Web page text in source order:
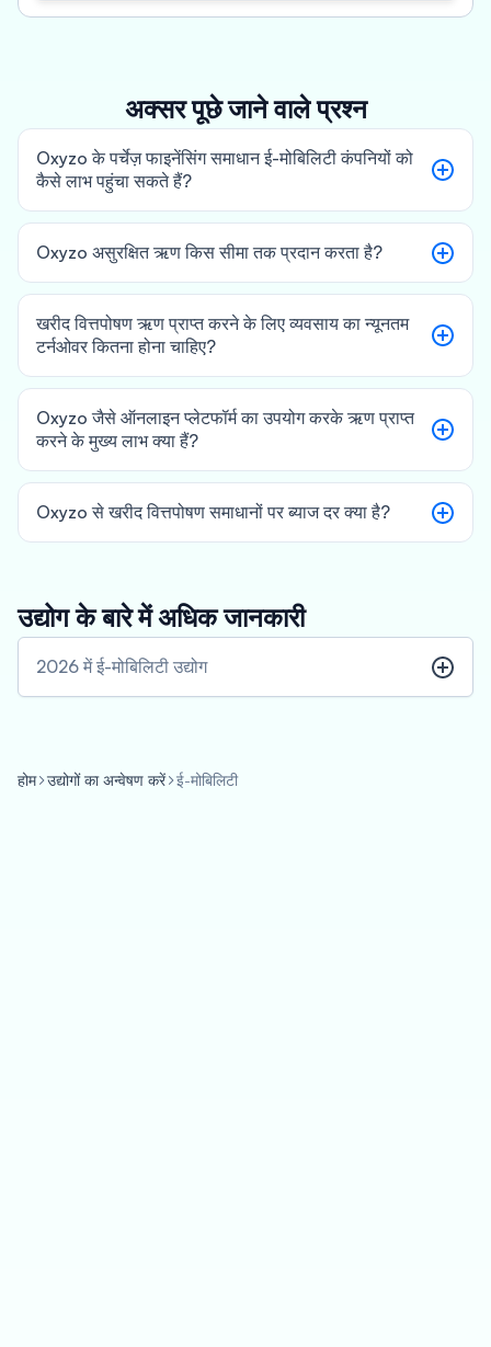
अक्सर पूछे जाने वाले प्रश्न
Oxyzo के पर्चेज़ फाइनेंसिंग समाधान ई-मोबिलिटी कंपनियों को
कैसे लाभ पहुंचा सकते हैं?
Oxyzo असुरक्षित ऋण किस सीमा तक प्रदान करता है?
खरीद वित्तपोषण ऋण प्राप्त करने के लिए व्यवसाय का न्यूनतम
टर्नओवर कितना होना चाहिए?
Oxyzo जैसे ऑनलाइन प्लेटफॉर्म का उपयोग करके ऋण प्राप्त
करने के मुख्य लाभ क्या हैं?
Oxyzo से खरीद वित्तपोषण समाधानों पर ब्याज दर क्या है?
उद्योग के बारे में अधिक जानकारी
2026 में ई-मोबिलिटी उद्योग
होम उद्योगों का अन्वेषण करें ई-मोबिलिटी